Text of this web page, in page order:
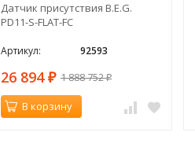
Датчик присутствия B.E.G.
PD11-S-FLAT-FC
Артикул: 92593
26 894 ₽ 1 888 752₽
В корзину